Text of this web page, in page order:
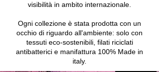
visibilità in ambito internazionale.
Ogni collezione è stata prodotta con un
occhio di riguardo all'ambiente: solo con
tessuti eco-sostenibili, filati riciclati
antibatterici e manifattura 100% Made in
italy.